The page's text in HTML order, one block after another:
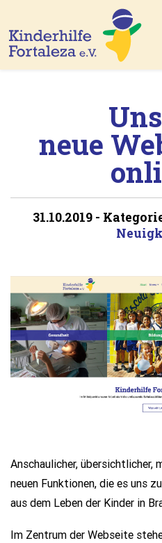
neue
31.10.2019 -
Anschaulicher, übersichtlicher,
neuen Funktionen, die es uns
aus dem Leben der Kinder in
Im Zentrum der Webseite